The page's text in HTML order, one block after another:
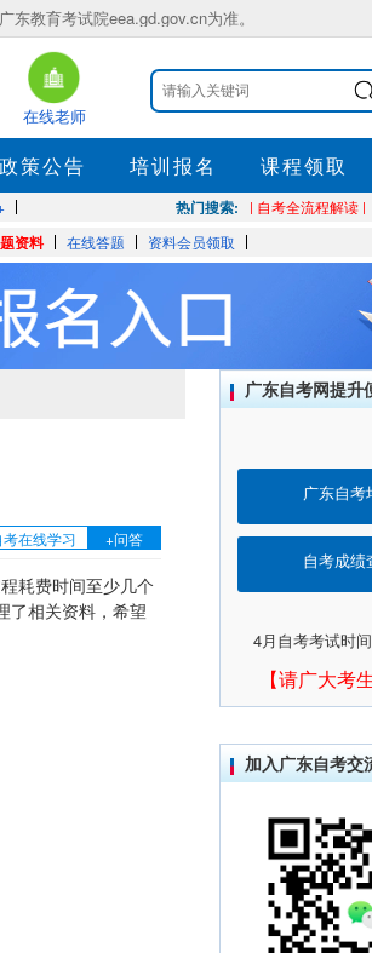
教育考试院eea.gd.gov.cn为准。
在线老师
政策公告 培训报名 课程领取
热门搜索: | 自考全流程解读 |
资料 在线答题 资料会员领取
考在线学习 +问答
耗费时间至少几个
了相关资料，希望
广东自考网提升
广东自考
自考成绩
4月自考考试时
【请广大考
加入广东自考交